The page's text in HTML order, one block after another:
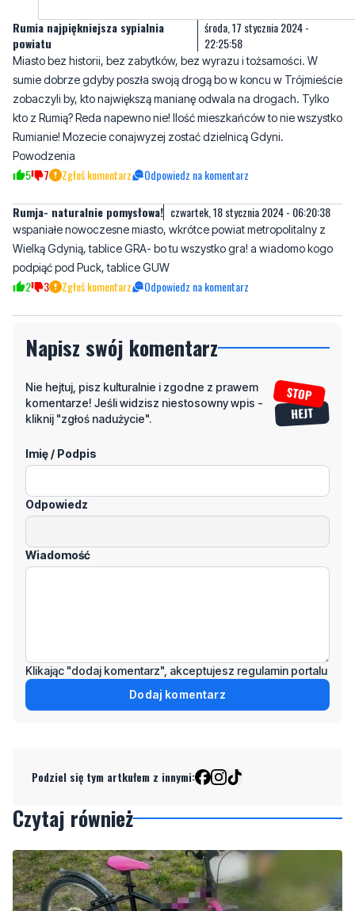
Rumia najpiękniejsza sypialnia
powiatu
środa, 17 stycznia 2024 -
22:25:58
Miasto bez historii, bez zabytków, bez wyrazu i tożsamości. W
sumie dobrze gdyby poszła swoją drogą bo w koncu w Trójmieście
zobaczyli by, kto największą manianę odwala na drogach. Tylko
kto z Rumią? Reda napewno nie! Ilość mieszkańców to nie wszystko
Rumianie! Mozecie conajwyzej zostać dzielnicą Gdyni.
Powodzenia
5 7 Zgłoś komentarz Odpowiedz na komentarz
Rumja- naturalnie pomysłowa! czwartek, 18 stycznia 2024 - 06:20:38
wspaniałe nowoczesne miasto, wkrótce powiat metropolitalny z
Wielką Gdynią, tablice GRA- bo tu wszystko gra! a wiadomo kogo
podpiąć pod Puck, tablice GUW
2 3 Zgłoś komentarz Odpowiedz na komentarz
Napisz swój komentarz
Nie hejtuj, pisz kulturalnie i zgodne z prawem
komentarze! Jeśli widzisz niestosowny wpis -
kliknij "zgłoś nadużycie".
Imię / Podpis
Odpowiedz
Wiadomość
Klikając "dodaj komentarz", akceptujesz regulamin portalu
Dodaj komentarz
Podziel się tym artkułem z innymi:
Czytaj również